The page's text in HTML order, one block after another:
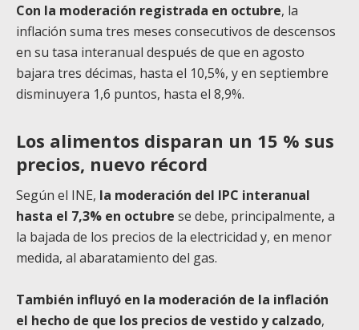
Con la moderación registrada en octubre, la
inflación suma tres meses consecutivos de descensos
en su tasa interanual después de que en agosto
bajara tres décimas, hasta el 10,5%, y en septiembre
disminuyera 1,6 puntos, hasta el 8,9%.
Los alimentos disparan un 15 % sus
precios, nuevo récord
Según el INE, la moderación del IPC interanual
hasta el 7,3% en octubre se debe, principalmente, a
la bajada de los precios de la electricidad y, en menor
medida, al abaratamiento del gas.
También influyó en la moderación de la inflación
el hecho de que los precios de vestido y calzado,